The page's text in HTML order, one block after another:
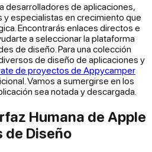
desarrolladores de aplicaciones,
especialistas en crecimiento que
Encontrarás enlaces directos e
a seleccionar la plataforma
de diseño. Para una colección
de diseño de aplicaciones y
de proyectos de Appycamper
Vamos a sumergirse en los
sea notada y descargada.
Humana de Apple
de Diseño